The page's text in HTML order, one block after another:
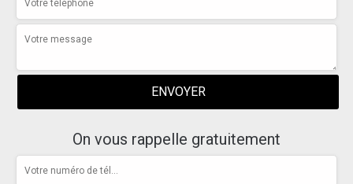
On vous rappelle gratuitement